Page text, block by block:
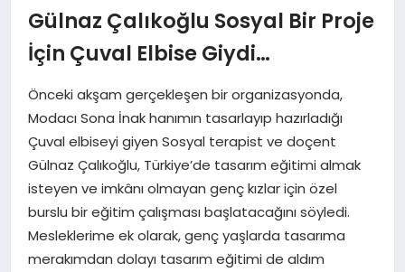
EĞITIM
EKONOMI
SAĞLIK
SIYASET
Gülnaz Çalıkoğlu Sosyal Bir Proje
İçin Çuval Elbise Giydi…
Önceki akşam gerçekleşen bir organizasyonda,
Modacı Sona İnak hanımın tasarlayıp hazırladığı
Çuval elbiseyi giyen Sosyal terapist ve doçent
Gülnaz Çalıkoğlu, Türkiye’de tasarım eğitimi almak
isteyen ve imkânı olmayan genç kızlar için özel
burslu bir eğitim çalışması başlatacağını söyledi.
Mesleklerime ek olarak, genç yaşlarda tasarıma
merakımdan dolayı tasarım eğitimi de aldım